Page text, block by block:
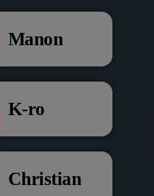
Manon
K-ro
Christian